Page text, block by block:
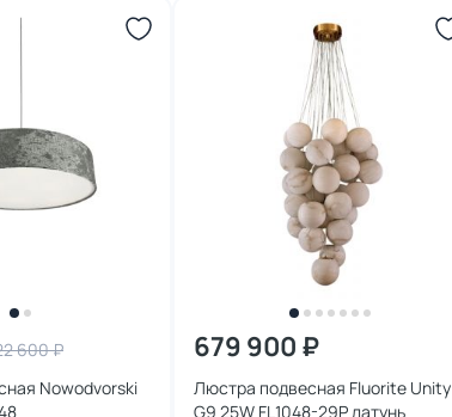
600 ₽
Nowodvorski
679 900 ₽
Люстра подвесная Fluorite Unity
G9 25W FL1048-29P латунь